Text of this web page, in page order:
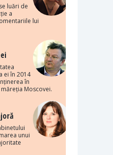
luări de
a
lui
ei în 2014
în
Moscovei.
unui